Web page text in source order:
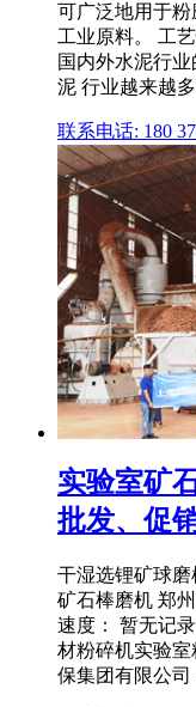
可广泛地用于
工业原料。 工
国内外水泥行
泥 行业越来越
联系电话: 180
实验室矿
批发、促
干湿选锂矿球
矿石棒磨机 郑
速度： 暂无记
材粉碎机实验
保集团有限公司